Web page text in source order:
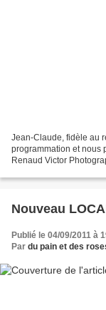
Jean-Claude, fidèle au
programmation et nous
Renaud Victor
Nouveau
Publié le 04/09/2011 à
Par du pain et des